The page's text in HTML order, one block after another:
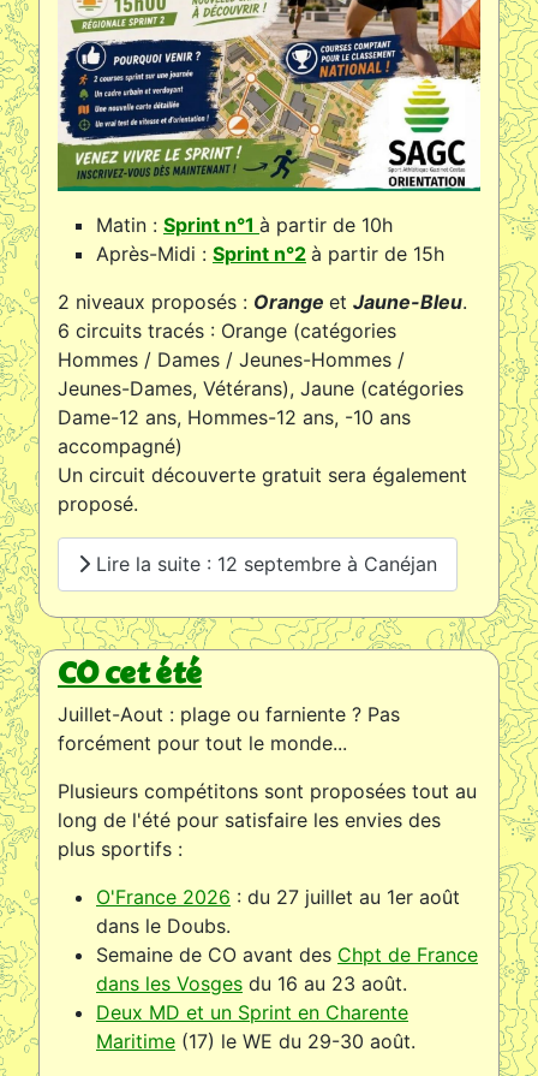
Matin : Sprint n°1 à partir de 10h
Après-Midi : Sprint n°2 à partir de 15h
2 niveaux proposés : Orange et Jaune-Bleu.
6 circuits tracés : Orange (catégories
Hommes / Dames / Jeunes-Hommes /
Jeunes-Dames, Vétérans), Jaune (catégories
Dame-12 ans, Hommes-12 ans, -10 ans
accompagné)
Un circuit découverte gratuit sera également
proposé.
Lire la suite : 12 septembre à Canéjan
CO cet été
Juillet-Aout : plage ou farniente ? Pas
forcément pour tout le monde...
Plusieurs compétitons sont proposées tout au
long de l'été pour satisfaire les envies des
plus sportifs :
O'France 2026 : du 27 juillet au 1er août
dans le Doubs.
Semaine de CO avant des Chpt de France
dans les Vosges du 16 au 23 août.
Deux MD et un Sprint en Charente
Maritime (17) le WE du 29-30 août.